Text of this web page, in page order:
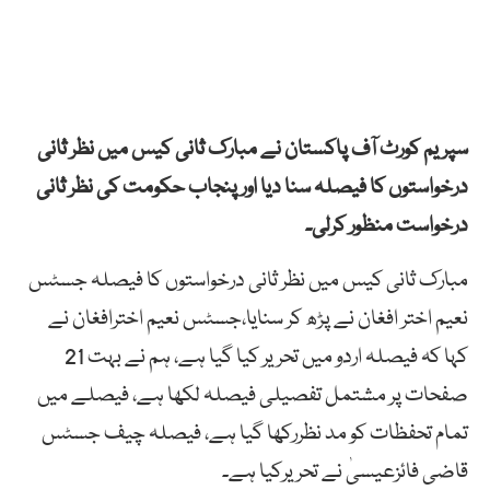
سپریم کورٹ آف پاکستان نے مبارک ثانی کیس میں نظر ثانی
درخواستوں کا فیصلہ سنا دیا اور پنجاب حکومت کی نظر ثانی
درخواست منظور کرلی۔
مبارک ثانی کیس میں نظر ثانی درخواستوں کا فیصلہ جسٹس
نعیم اختر افغان نے پڑھ کر سنایا،جسٹس نعیم اخترافغان نے
کہا کہ فیصلہ اردو میں تحریر کیا گیا ہے، ہم نے بہت 21
صفحات پر مشتمل تفصیلی فیصلہ لکھا ہے، فیصلے میں
تمام تحفظات کو مد نظررکھا گیا ہے، فیصلہ چیف جسٹس
قاضی فائزعیسیٰ نے تحریرکیا ہے۔